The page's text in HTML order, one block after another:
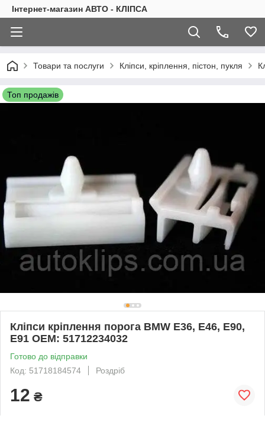
Інтернет-магазин АВТО - КЛІПСА
Товари та послуги Кліпси, кріплення, пістон, пукля
Топ продажів
Кліпси кріплення порога BMW E36, E46, E90,
E91 ОЕМ: 51712234032
Готово до відправки
Код: 51718184574
Роздріб
12 ₴